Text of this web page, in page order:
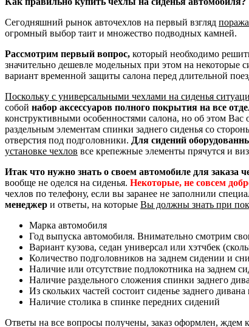
Сегодняшний рынок авточехлов на первый взгляд
огромный выбор таит и множество подводных камней.
Рассмотрим первый вопрос, который необходимо
значительно дешевле модельных при этом на некоторые
вариант временной защиты салона перед длительной
Поскольку с универсальными чехлами на сиденья
собой набор аксессуаров полного покрытия на все
конструктивными особенностями салона, но об этом Вас
раздельным элементам спинки заднего сиденья со
отверстия под подголовники. Для сидений
установке чехлов все крепежные элементы прячутся и
Итак что нужно знать о своем автомобиле для заказа
вообще не оделся на сиденья. Некоторые, не совсем
чехлов по телефону, если вы заранее не заполнили
менеджер и ответы, на которые Вы должны знать при
Марка автомобиля
Год выпуска автомобиля. Внимательно смотрим
Вариант кузова, седан универсал или хэтчбек
Количество подголовников на заднем сидении и
Наличие или отсутствие подлокотника на заднем
Наличие раздельного сложения спинки заднего
Из скольких частей состоит сиденье заднего
Наличие столика в спинке передних сидений
Ответы на все вопросы получены, заказ оформлен, ждем